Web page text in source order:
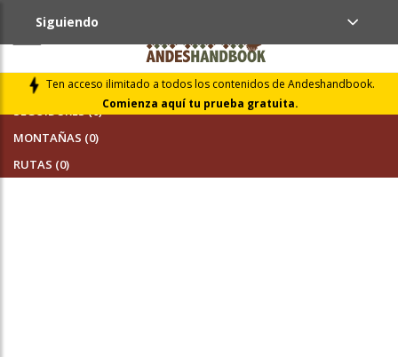
Ten acceso ilimitado a todos los contenidos de Andeshandbook.
Comienza aquí tu prueba gratuita.
Siguiendo
SEGUIDORES (0)
MONTAÑAS (0)
RUTAS (0)